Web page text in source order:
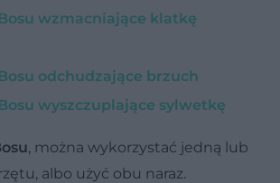
wzmacniające klatkę
odchudzające brzuch
wyszczuplające sylwetkę
, można wykorzystać jedną lub
albo użyć obu naraz.